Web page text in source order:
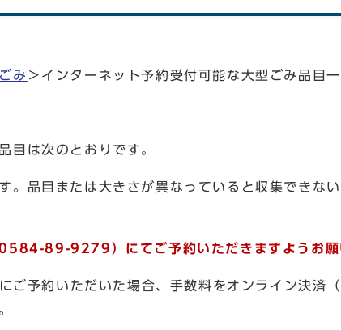
み ＞インターネット予約受付可能な大型ごみ品目
目は次のとおりです。
。品目または大きさが異なっていると収集できな
89-9279）にてご予約いただきますようお願
ご予約いただいた場合、手数料をオンライン決済